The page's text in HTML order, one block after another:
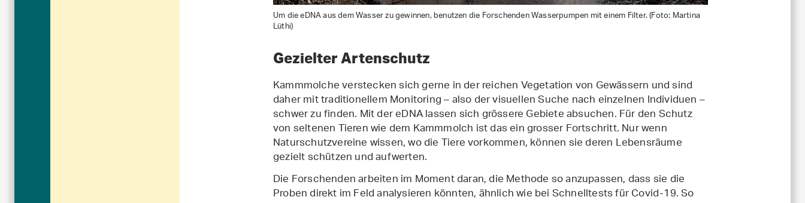
Um die eDNA aus dem Wasser zu gewinnen, benutzen die Forschenden Wasserpumpen mit einem Filter. (Foto: Martina
Lüthi)
Gezielter Artenschutz
Kammmolche verstecken sich gerne in der reichen Vegetation von Gewässern und sind
daher mit traditionellem Monitoring – also der visuellen Suche nach einzelnen Individuen –
schwer zu finden. Mit der eDNA lassen sich grössere Gebiete absuchen. Für den Schutz
von seltenen Tieren wie dem Kammmolch ist das ein grosser Fortschritt. Nur wenn
Naturschutzvereine wissen, wo die Tiere vorkommen, können sie deren Lebensräume
gezielt schützen und aufwerten.
Die Forschenden arbeiten im Moment daran, die Methode so anzupassen, dass sie die
Proben direkt im Feld analysieren könnten, ähnlich wie bei Schnelltests für Covid-19. So